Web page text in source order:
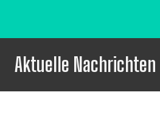
Aktuelle Nachrichten